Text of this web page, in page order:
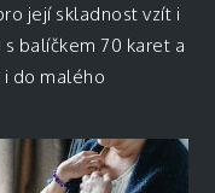
její skladnost vzít i
balíčkem 70 karet a
do malého